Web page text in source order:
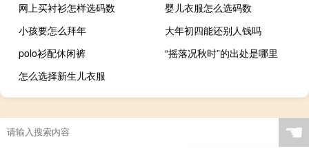
网上买衬衫怎样选码数
婴儿衣服怎么选码数
小孩要怎么拜年
大年初四能还别人钱吗
polo衫配休闲裤
“摇落况秋时”的出处是哪里
怎么选择新生儿衣服
☚